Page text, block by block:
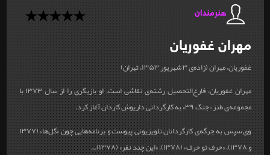
هنرمندان
مهرانغفوریان
غفوریان، مهران (زاده‌ی ۳ شهریور ۱۳۵۳، تهران)
مهران غفوریان، فارغ‌التحصیل رشته‌ی نقاشی است. او بازیگری را از سال ۱۳۷۳ با
مجموعه‌ی طنز «جنگ ۳۹» به کارگردانی داریوش کاردان آغاز کرد.
وی سپس به جرگه‌ی کارگردانان تلویزیونی پیوست و برنامه‌هایی چون «گل‌ها» (۱۳۷۷
و ۱۳۷۸)، «حرف تو حرف» (۱۳۷۸)، «این چند نفر» (۱۳۷۸)...